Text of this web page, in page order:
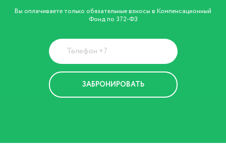
Вы оплачиваете только обязательные взносы в Компенсационный
Фонд по 372-ФЗ